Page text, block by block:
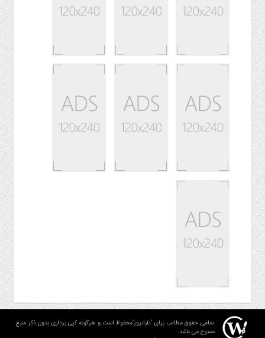
تمامی حقوق مطالب برای "تارانیوز"محفوظ است و هرگونه کپی برداری بدون ذکر منبع
ممنوع می باشد.